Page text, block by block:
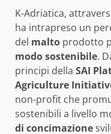
K-Adriatica,
ha intrapreso un
del malto prodotto
modo sostenibile.
principi della SAI
Agriculture
non-profit che
sostenibili a livello
di concimazione